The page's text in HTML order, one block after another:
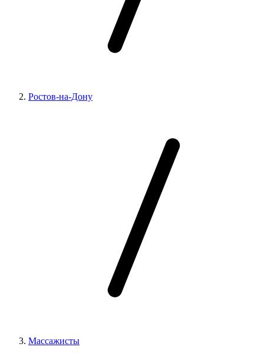
Ростов-на-Дону
Массажисты